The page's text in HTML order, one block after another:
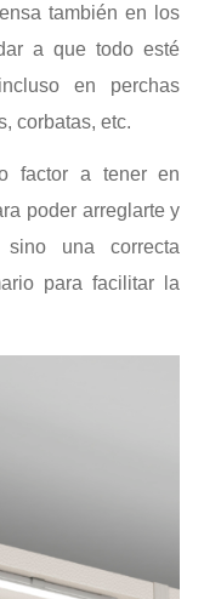
también en los
a que todo esté
en perchas
corbatas, etc.
factor a tener en
poder arreglarte y
una correcta
para facilitar la